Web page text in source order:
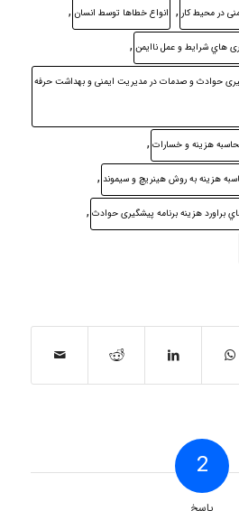
در محيط كار , انواع خطاها توسط انسان ,
هاي شرايط و عمل ناايمن ,
حوادث و صدمات در مديريت ايمنی و بهداشت حرفه
هزينه و خسارات ,
هزينه به روش هينريچ و سیموند ,
براورد هزينه برنامه پيشگيری حوادث ,
2